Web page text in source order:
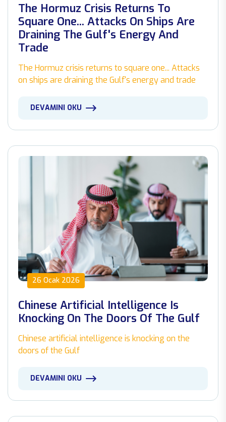
The Hormuz Crisis Returns To
Square One... Attacks On Ships Are
Draining The Gulf's Energy And
Trade
The Hormuz crisis returns to square one... Attacks
on ships are draining the Gulf's energy and trade
DEVAMINI OKU
26 Ocak 2026
Chinese Artificial Intelligence Is
Knocking On The Doors Of The Gulf
Chinese artificial intelligence is knocking on the
doors of the Gulf
DEVAMINI OKU